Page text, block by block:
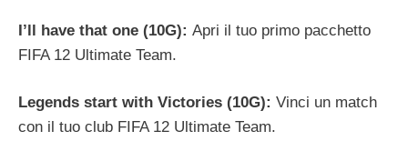
I’ll have that one (10G): Apri il tuo primo pacchetto
FIFA 12 Ultimate Team.
Legends start with Victories (10G): Vinci un match
con il tuo club FIFA 12 Ultimate Team.